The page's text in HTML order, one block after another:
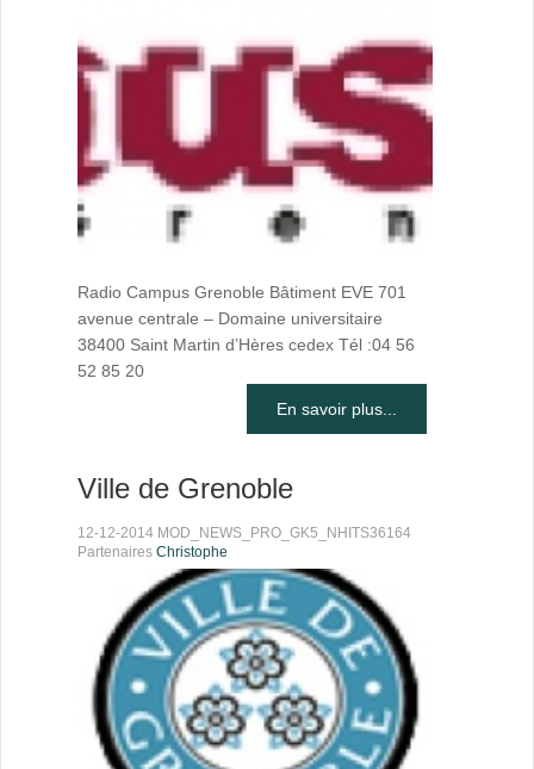
Radio Campus Grenoble Bâtiment EVE 701
avenue centrale – Domaine universitaire
38400 Saint Martin d’Hères cedex Tél :04 56
52 85 20
En savoir plus...
Ville de Grenoble
12-12-2014 MOD_NEWS_PRO_GK5_NHITS36164
Partenaires Christophe